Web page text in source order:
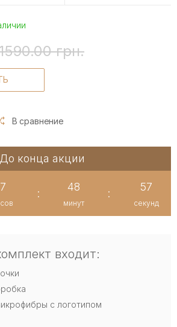
грн.
В сравнение
До конца акции
7
:
48
минут
:
56
секунд
входит:
с логотипом